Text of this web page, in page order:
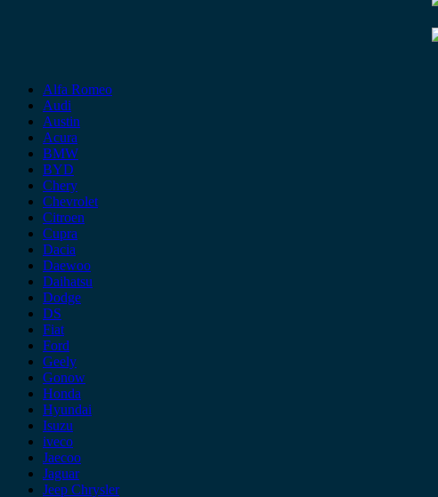
Alfa Romeo
Audi
Austin
Acura
BMW
BYD
Chery
Chevrolet
Citroen
Cupra
Dacia
Daewoo
Daihatsu
Dodge
DS
Fiat
Ford
Geely
Gonow
Honda
Hyundai
Isuzu
iveco
Jaecoo
Jaguar
Jeep Chrysler